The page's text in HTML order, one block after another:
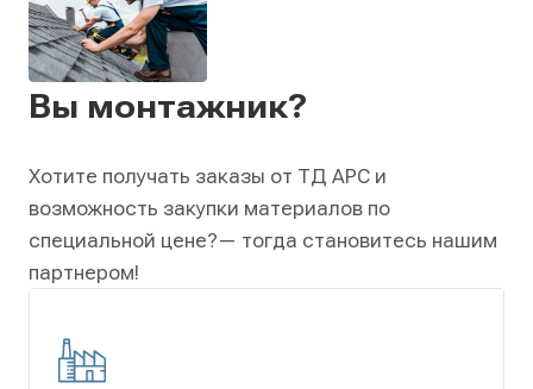
Вы монтажник?
Хотите получать заказы от ТД АРС и
возможность закупки материалов по
специальной цене?— тогда становитесь нашим
партнером!